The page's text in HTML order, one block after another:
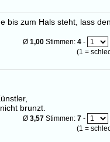
bis zum Hals steht, lass
Ø 1,00 Stimmen: 4 -
(1 =
brunzt.
Ø 3,57 Stimmen: 7 -
(1 =